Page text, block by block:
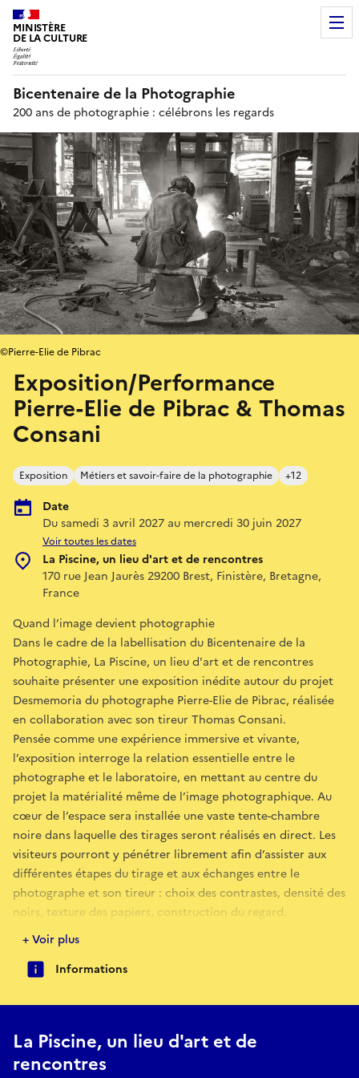
MINISTÈRE
DE LA CULTURE
Bicentenaire de la Photographie
200 ans de photographie : célébrons les regards
Exposition/Performance
Pierre-Elie de Pibrac & Thomas
Consani
Exposition Métiers et savoir-faire de la photographie +12
Date
Du samedi 3 avril 2027 au mercredi 30 juin 2027
Voir toutes les dates
La Piscine, un lieu d'art et de rencontres
170 rue Jean Jaurès 29200 Brest, Finistère, Bretagne,
France
©Pierre-Elie de Pibrac
Quand l’image devient photographie
Dans le cadre de la labellisation du Bicentenaire de la
Photographie, La Piscine, un lieu d'art et de rencontres
souhaite présenter une exposition inédite autour du projet
Desmemoria du photographe Pierre-Elie de Pibrac, réalisée
en collaboration avec son tireur Thomas Consani.
Pensée comme une expérience immersive et vivante,
l’exposition interroge la relation essentielle entre le
photographe et le laboratoire, en mettant au centre du
projet la matérialité même de l’image photographique. Au
cœur de l’espace sera installée une vaste tente-chambre
noire dans laquelle des tirages seront réalisés en direct. Les
visiteurs pourront y pénétrer librement afin d’assister aux
différentes étapes du tirage et aux échanges entre le
photographe et son tireur : choix des contrastes, densité des
noirs, texture des papiers, construction du regard.
Autour de cette chambre noire vivante seront présentés des
tirages encadrés issus de Desmemoria, projet réalisé à Cuba
des villages sucriers cubains. Des œuvres vidéo inédites,
exploration sensible du territoire et de la mémoire. Des
extraits d’un documentaire consacré à la relation entre
+ Voir plus
Informations
La Piscine, un lieu d'art et de
rencontres